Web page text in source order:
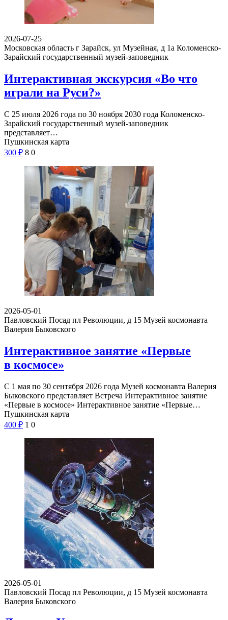
2026-07-25
Московская область г Зарайск, ул Музейная, д 1а Коломенско-
Зарайский государственный музей-заповедник
Интерактивная экскурсия «Во что
играли на Руси?»
С 25 июля 2026 года по 30 ноября 2030 года Коломенско-
Зарайский государственный музей-заповедник
представляет…
Пушкинская карта
300 ₽ 8 0
2026-05-01
Павловский Посад пл Революции, д 15 Музей космонавта
Валерия Быковского
Интерактивное занятие «Первые
в космосе»
С 1 мая по 30 сентября 2026 года Музей космонавта Валерия
Быковского представляет Встреча Интерактивное занятие
«Первые в космосе» Интерактивное занятие «Первые…
Пушкинская карта
400 ₽ 1 0
2026-05-01
Павловский Посад пл Революции, д 15 Музей космонавта
Валерия Быковского